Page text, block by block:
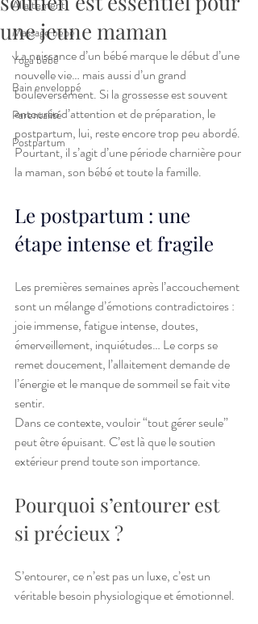
Allaitement
Massage bébé
Yoga bébé
Bain enveloppé
Parentalité
Postpartum
une jeune maman
La naissance d’un bébé marque le début d’une
nouvelle vie… mais aussi d’un grand
bouleversement. Si la grossesse est souvent
entourée d’attention et de préparation, le
postpartum, lui, reste encore trop peu abordé.
Pourtant, il s’agit d’une période charnière pour
la maman, son bébé et toute la famille.
Le postpartum : une
étape intense et fragile
Les premières semaines après l’accouchement
sont un mélange d’émotions contradictoires :
joie immense, fatigue intense, doutes,
émerveillement, inquiétudes… Le corps se
remet doucement, l’allaitement demande de
l’énergie et le manque de sommeil se fait vite
sentir.
Dans ce contexte, vouloir “tout gérer seule”
peut être épuisant. C’est là que le soutien
extérieur prend toute son importance.
Pourquoi s’entourer est
si précieux ?
S’entourer, ce n’est pas un luxe, c’est un
véritable besoin physiologique et émotionnel.